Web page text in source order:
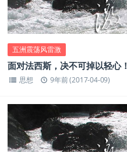
五洲震荡风雷激
面对法西斯，决不可掉以轻心！
思想 9年前 (2017-04-09)